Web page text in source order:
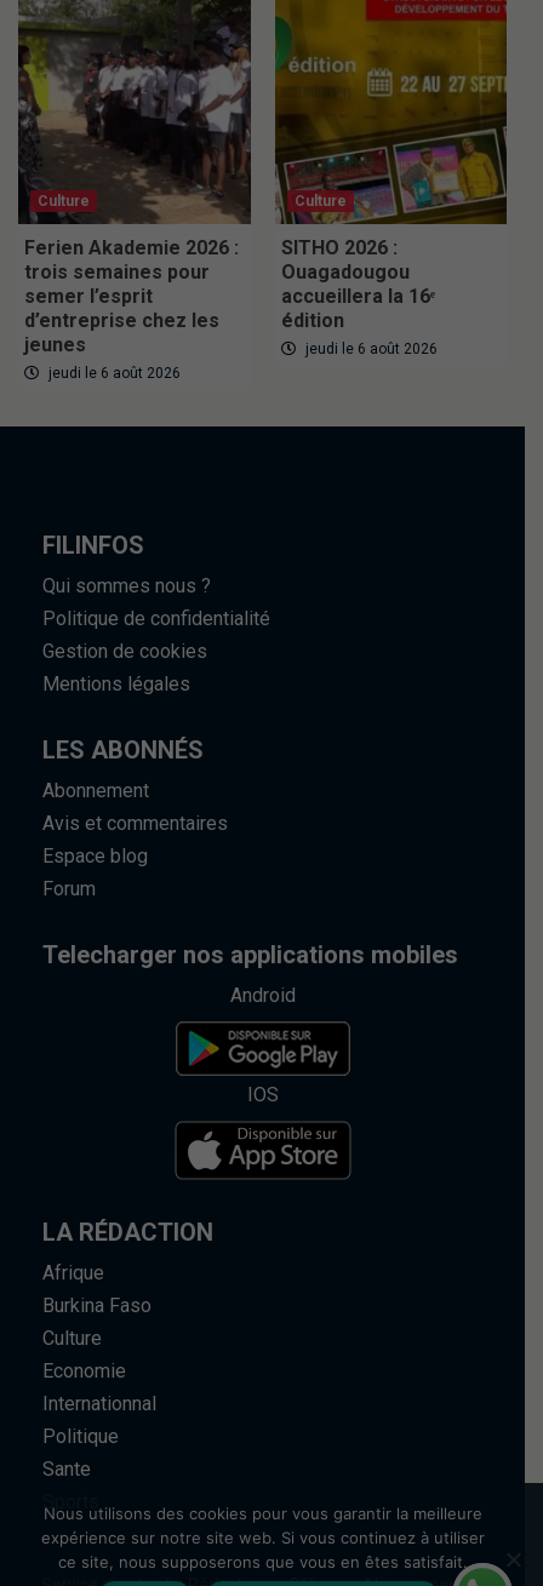
Culture
Ferien Akademie 2026 :
trois semaines pour
semer l’esprit
d’entreprise chez les
jeunes
jeudi le 6 août 2026
Culture
SITHO 2026 :
Ouagadougou
accueillera la 16ᵉ
édition
jeudi le 6 août 2026
FILINFOS
Qui sommes nous ?
Politique de confidentialité
Gestion de cookies
Mentions légales
LES ABONNÉS
Abonnement
Avis et commentaires
Espace blog
Forum
Telecharger nos applications mobiles
Android
IOS
LA RÉDACTION
Afrique
Burkina Faso
Culture
Economie
Internationnal
Politique
Sante
Sports
Nous utilisons des cookies pour vous garantir la meilleure
expérience sur notre site web. Si vous continuez à utiliser
ce site, nous supposerons que vous en êtes satisfait.